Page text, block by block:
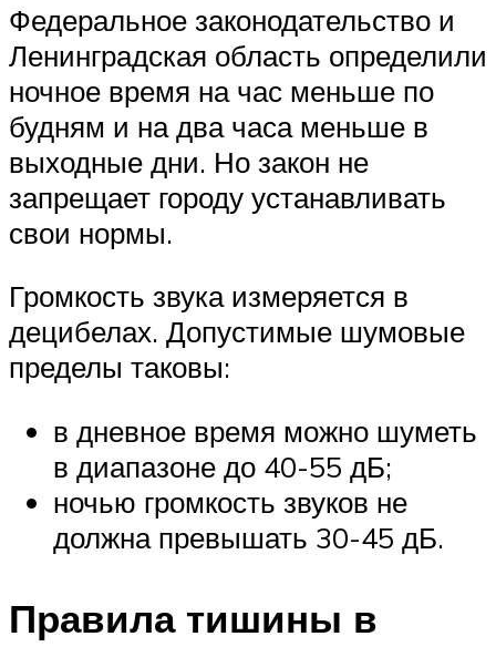
Федеральное законодательство и
Ленинградская область определили
ночное время на час меньше по
будням и на два часа меньше в
выходные дни. Но закон не
запрещает городу устанавливать
свои нормы.
Громкость звука измеряется в
децибелах. Допустимые шумовые
пределы таковы:
в дневное время можно шуметь
в диапазоне до 40-55 дБ;
ночью громкость звуков не
должна превышать 30-45 дБ.
Правила тишины в